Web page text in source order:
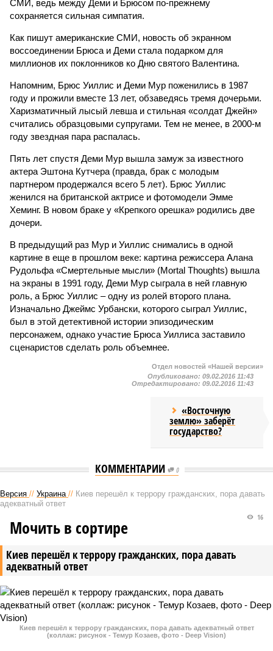
СМИ, ведь между Деми и Брюсом по-прежнему
сохраняется сильная симпатия.
Как пишут американские СМИ, новость об экранном
воссоединении Брюса и Деми стала подарком для
миллионов их поклонников ко Дню святого Валентина.
Напомним, Брюс Уиллис и Деми Мур поженились в 1987
году и прожили вместе 13 лет, обзаведясь тремя дочерьми.
Харизматичный лысый левша и стильная «солдат Джейн»
считались образцовыми супругами. Тем не менее, в 2000-м
году звездная пара распалась.
Пять лет спустя Деми Мур вышла замуж за известного
актера Эштона Кутчера (правда, брак с молодым
партнером продержался всего 5 лет). Брюс Уиллис
женился на британской актрисе и фотомодели Эмме
Хеминг. В новом браке у «Крепкого орешка» родились две
дочери.
В предыдущий раз Мур и Уиллис снимались в одной
картине в еще в прошлом веке: картина режиссера Алана
Рудольфа «Смертельные мысли» (Mortal Thoughts) вышла
на экраны в 1991 году, Деми Мур сыграла в ней главную
роль, а Брюс Уиллис – одну из ролей второго плана.
Изначально Джеймс Урбански, которого сыграл Уиллис,
был в этой детективной истории эпизодическим
персонажем, однако участие Брюса Уиллиса заставило
сценаристов сделать роль объемнее.
Отдел новостей «Нашей версии»
Опубликовано: 09.02.2016 11:43
Отредактировано: 09.02.2016 11:43
«Восточную
землю» заберёт
государство?
КОММЕНТАРИИ 0
Версия // Украина // Киев перешёл к террору гражданских, пора давать
адекватный ответ
Киев перешёл к террору гражданских, пора давать
адекватный ответ
16
Мочить в сортире
Киев перешёл к террору гражданских, пора давать адекватный ответ
(коллаж: рисунок - Темур Козаев, фото - Deep Vision)